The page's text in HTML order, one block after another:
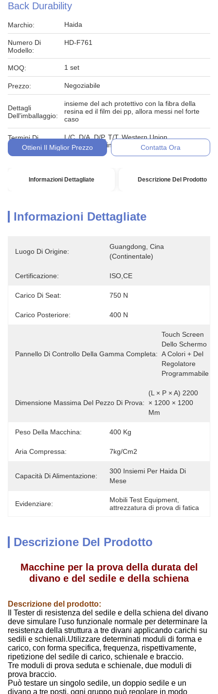
Back Durability
Marchio: Haida
Numero Di
Modello:
HD-F761
MOQ: 1 set
Prezzo: Negoziabile
Dettagli
Dell'imballaggio:
insieme del ach protettivo con la fibra della
resina ed il film dei pp, allora messi nel forte
caso
Termini Di
Pagamento:
L/C, D/A, D/P, T/T, Western Union,
MoneyGram, in denaro, impegno
Ottieni Il Miglior Prezzo Contatta Ora
Informazioni Dettagliate Descrizione Del Prodotto
Informazioni Dettagliate
Luogo Di Origine:
Guangdong, Cina
(continentale)
Certificazione: ISO,CE
Carico Di Seat: 750 N
Carico Posteriore: 400 N
Pannello Di Controllo Della Gamma Completa:
Touch Screen
Dello Schermo
A Colori + Del
Regolatore
Programmabile
Dimensione Massima Del Pezzo Di Prova:
(L × P × A) 2200
× 1200 × 1200
Mm
Peso Della Macchina: 400 Kg
Aria Compressa: 7kg/cm2
Capacità Di Alimentazione:
300 Insiemi Per Haida Di
Mese
Evidenziare: Mobili Test Equipment
attrezzatura di prova di fatica
Descrizione Del Prodotto
Macchine per la prova della durata del
divano e del sedile e della schiena
Descrizione del prodotto:
Il Tester di resistenza del sedile e della schiena del divano
deve simulare l'uso funzionale normale per determinare la
resistenza della struttura a tre divani applicando carichi su
sedili e schienali.Utilizzare determinati moduli di forma e
carico, con forma specifica, frequenza, rispettivamente,
ripetizione del sedile di carico, schienale e braccio.
Tre moduli di prova seduta e schienale, due moduli di
prova braccio.
Può testare un singolo sedile, un doppio sedile e un
divano a tre posti, ogni gruppo può regolare in modo